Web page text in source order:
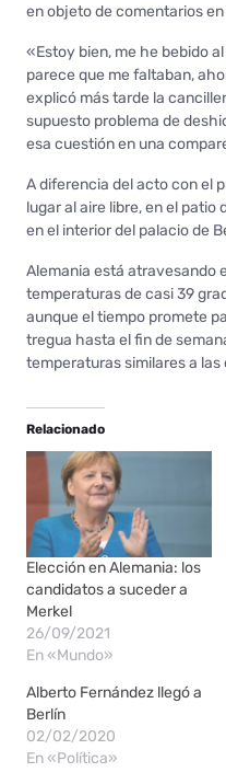
en objeto de comentarios
«Estoy bien, me he bebido
parece que me faltaban,
explicó más tarde la
supuesto problema de
esa cuestión en una
A diferencia del acto con el
lugar al aire libre, en el patio
en el interior del palacio de
Alemania está atravesando
temperaturas de casi 39
aunque el tiempo promete
tregua hasta el fin de
temperaturas similares a las
Relacionado
Elección en Alemania: los
candidatos a suceder a
Merkel
26/09/2021
En «Mundo»
Alberto Fernández llegó a
Berlín
02/02/2020
En «Política»